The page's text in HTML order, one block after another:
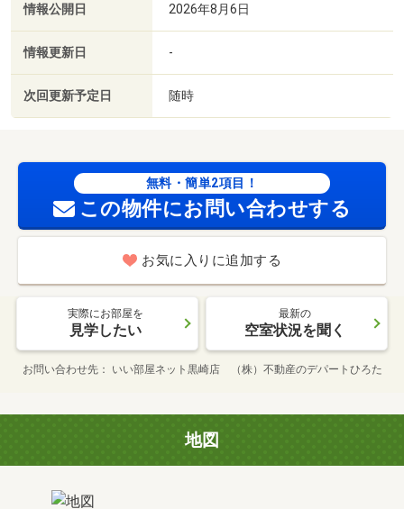
情報公開日 2026年8月6日
情報更新日 -
次回更新予定日 随時
無料・簡単2項目！
この物件にお問い合わせする
お気に入りに追加する
実際にお部屋を
見学したい
最新の
空室状況を聞く
お問い合わせ先 いい部屋ネット黒崎店 （株）不動産のデパートひろた
地図